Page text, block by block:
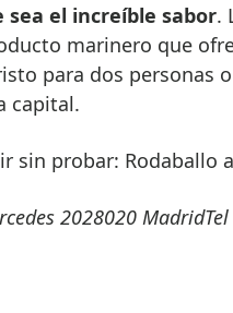
sea el increíble sabor.
marinero que
para dos personas
capital.
sin probar: Rodaballo
2028020 Madrid